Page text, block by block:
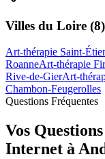
Villes du Loire (8)
Art-thérapie Saint-
RoanneArt-thérapie
Rive-de-GierArt-
Chambon-Feugerolles
Questions Fréquentes
Vos
Internet à